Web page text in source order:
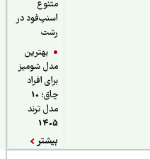
اسنپ‌فود در
بهترین
مدل شومیز
برای افراد
چاق؛ 10
مدل ترند